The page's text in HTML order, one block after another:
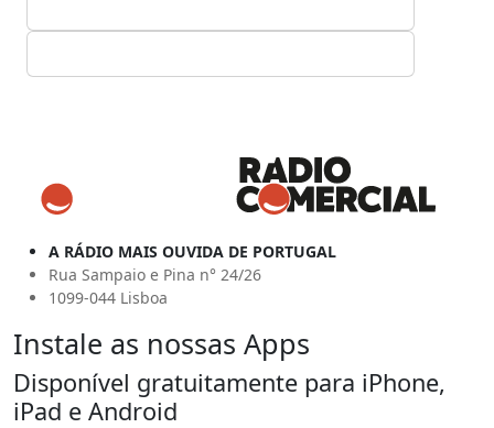
A RÁDIO MAIS OUVIDA DE PORTUGAL
Rua Sampaio e Pina n° 24/26
1099-044 Lisboa
Instale as nossas Apps
Disponível gratuitamente para iPhone,
iPad e Android